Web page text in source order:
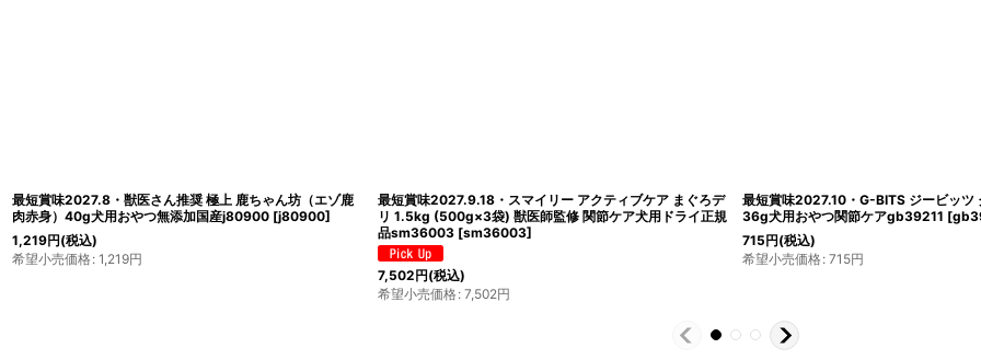
最短賞味2027.8・獣医さん推奨 極上 鹿ちゃん坊（エゾ鹿
肉赤身）40g犬用おやつ無添加国産j80900 [j80900]
1,219円(税込)
希望小売価格: 1,219円
最短賞味2027.9.18・スマイリー アクティブケア まぐろデ
リ 1.5kg (500g×3袋) 獣医師監修 関節ケア犬用ドライ正規
品sm36003 [sm36003]
7,502円(税込)
希望小売価格: 7,502円
最短賞味2027.10・G-BITS ジービッツ
36g犬用おやつ関節ケアgb39211 [
715円(税込)
希望小売価格: 715円